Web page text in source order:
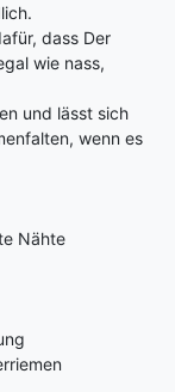
dass Der
wie nass,
und lässt sich
wenn es
Nähte